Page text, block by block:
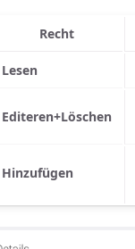
Recht
Lesen
Editeren+Löschen
Hinzufügen